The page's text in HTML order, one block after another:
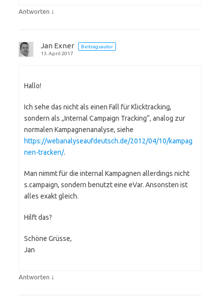
Antworten ↓
Jan Exner
Beitragsautor
13. April 2017
Hallo!
Ich sehe das nicht als einen Fall für Klicktracking,
sondern als „Internal Campaign Tracking“, analog zur
normalen Kampagnenanalyse, siehe
https://webanalyseaufdeutsch.de/2012/04/10/kampag
nen-tracken/.
Man nimmt für die internal Kampagnen allerdings nicht
s.campaign, sondern benutzt eine eVar. Ansonsten ist
alles exakt gleich.
Hilft das?
Schöne Grüsse,
Jan
Antworten ↓